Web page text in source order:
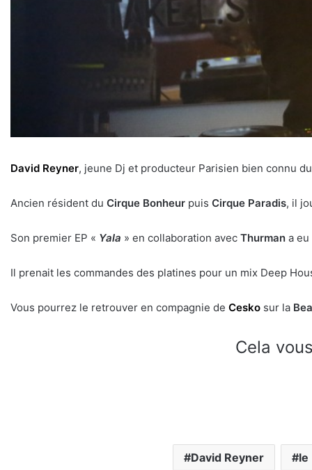
David Reyner, jeune Dj et producteur Parisien bien connu
Ancien résident du Cirque Bonheur puis Cirque Paradis, il
Son premier EP « Yala » en collaboration avec Thurman a
Il prenait les commandes des platines pour un mix Deep
Vous pourrez le retrouver en compagnie de Cesko sur la
Cela
David Reyner le